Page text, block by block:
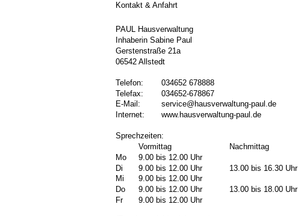
Kontakt & Anfahrt
PAUL Hausverwaltung
Inhaberin Sabine Paul
Gerstenstraße 21a
06542 Allstedt
Telefon:
034652 678888
Telefax:
034652-678867
E-Mail:
service@hausverwaltung-paul.de
Internet:
www.hausverwaltung-paul.de
Sprechzeiten:
Vormittag
Nachmittag
Mo
9.00 bis 12.00 Uhr
Di
9.00 bis 12.00 Uhr
13.00 bis 16.30 Uhr
Mi
9.00 bis 12.00 Uhr
Do
9.00 bis 12.00 Uhr
13.00 bis 18.00 Uhr
Fr
9.00 bis 12.00 Uhr